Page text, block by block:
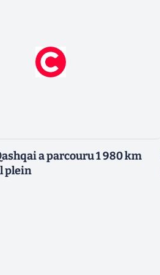
a parcouru 1 980 km
plein